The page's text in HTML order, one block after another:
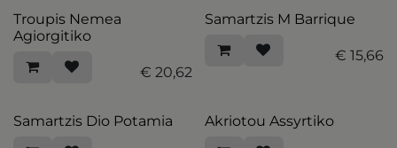
Troupis Nemea
Agiorgitiko
€ 20,62
Samartzis M Barrique
€ 15,66
Samartzis Dio Potamia Akriotou Assyrtiko